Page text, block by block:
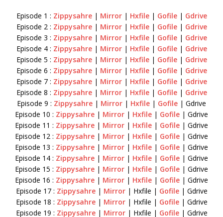
Episode 1 : Zippysahre| Mirror| Hxfile| Gofile| Gdrive
Episode 2 : Zippysahre| Mirror| Hxfile| Gofile| Gdrive
Episode 3 : Zippysahre| Mirror| Hxfile| Gofile| Gdrive
Episode 4 : Zippysahre| Mirror| Hxfile| Gofile| Gdrive
Episode 5 : Zippysahre | Mirror | Hxfile| Gofile| Gdrive
Episode 6 : Zippysahre| Mirror| Hxfile| Gofile| Gdrive
Episode 7 : Zippysahre| Mirror| Hxfile| Gofile| Gdrive
Episode 8 : Zippysahre| Mirror| Hxfile| Gofile| Gdrive
Episode 9 : Zippysahre | Mirror | Hxfile | Gofile | Gdrive
Episode 10 : Zippysahre | Mirror | Hxfile | Gofile | Gdrive
Episode 11 : Zippysahre | Mirror | Hxfile | Gofile | Gdrive
Episode 12 : Zippysahre | Mirror | Hxfile | Gofile | Gdrive
Episode 13 : Zippysahre | Mirror | Hxfile | Gofile | Gdrive
Episode 14 : Zippysahre | Mirror | Hxfile | Gofile | Gdrive
Episode 15 : Zippysahre | Mirror | Hxfile | Gofile | Gdrive
Episode 16 : Zippysahre | Mirror | Hxfile | Gofile | Gdrive
Episode 17 : Zippysahre| Mirror| Hxfile | Gofile| Gdrive
Episode 18 : Zippysahre| Mirror| Hxfile | Gofile| Gdrive
Episode 19 : Zippysahre| Mirror| Hxfile | Gofile| Gdrive